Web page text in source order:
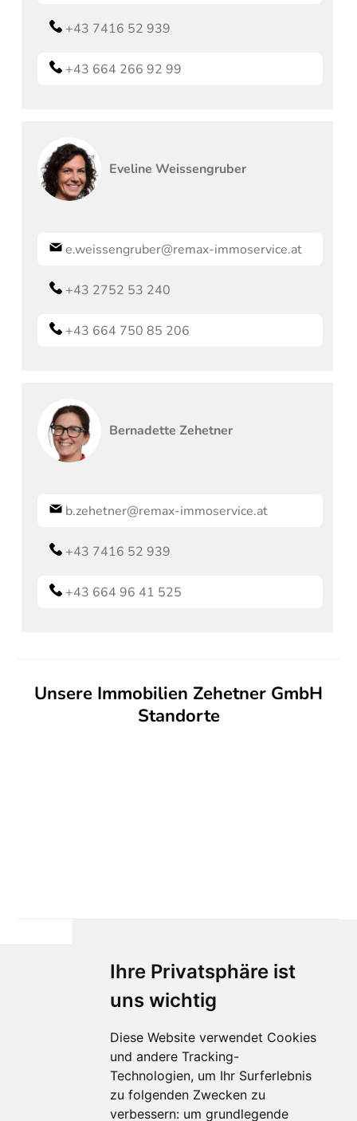
Ihre Privatsphäre ist
uns wichtig
Diese Website verwendet Cookies
und andere Tracking-
Technologien, um Ihr Surferlebnis
zu folgenden Zwecken zu
verbessern: um grundlegende
+43 7416 52 939
+43 664 266 92 99
Eveline Weissengruber
e.weissengruber@remax-immoservice.at
+43 2752 53 240
+43 664 750 85 206
Bernadette Zehetner
b.zehetner@remax-immoservice.at
+43 7416 52 939
+43 664 96 41 525
Unsere Immobilien Zehetner GmbH
Standorte
Für Makler:innen